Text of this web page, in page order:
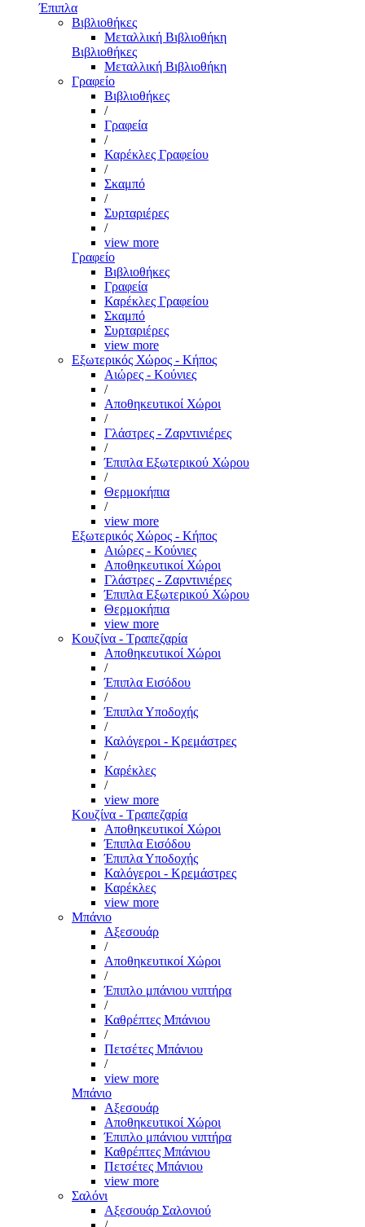
Έπιπλα
Βιβλιοθήκες
Μεταλλική Βιβλιοθήκη
Βιβλιοθήκες
Μεταλλική Βιβλιοθήκη
Γραφείο
Βιβλιοθήκες
/
Γραφεία
/
Καρέκλες Γραφείου
/
Σκαμπό
/
Συρταριέρες
/
view more
Γραφείο
Βιβλιοθήκες
Γραφεία
Καρέκλες Γραφείου
Σκαμπό
Συρταριέρες
view more
Εξωτερικός Χώρος - Κήπος
Αιώρες - Κούνιες
/
Αποθηκευτικοί Χώροι
/
Γλάστρες - Ζαρντινιέρες
/
Έπιπλα Εξωτερικού Χώρου
/
Θερμοκήπια
/
view more
Εξωτερικός Χώρος - Κήπος
Αιώρες - Κούνιες
Αποθηκευτικοί Χώροι
Γλάστρες - Ζαρντινιέρες
Έπιπλα Εξωτερικού Χώρου
Θερμοκήπια
view more
Κουζίνα - Τραπεζαρία
Αποθηκευτικοί Χώροι
/
Έπιπλα Εισόδου
/
Έπιπλα Υποδοχής
/
Καλόγεροι - Κρεμάστρες
/
Καρέκλες
/
view more
Κουζίνα - Τραπεζαρία
Αποθηκευτικοί Χώροι
Έπιπλα Εισόδου
Έπιπλα Υποδοχής
Καλόγεροι - Κρεμάστρες
Καρέκλες
view more
Μπάνιο
Αξεσουάρ
/
Αποθηκευτικοί Χώροι
/
Έπιπλο μπάνιου νιπτήρα
/
Καθρέπτες Μπάνιου
/
Πετσέτες Μπάνιου
/
view more
Μπάνιο
Αξεσουάρ
Αποθηκευτικοί Χώροι
Έπιπλο μπάνιου νιπτήρα
Καθρέπτες Μπάνιου
Πετσέτες Μπάνιου
view more
Σαλόνι
Αξεσουάρ Σαλονιού